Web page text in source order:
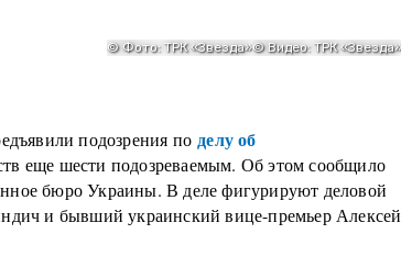
подозрения по делу об
еще шести подозреваемым. Об этом сообщило
бюро Украины. В деле фигурируют деловой
и бывший украинский вице-премьер Алексей